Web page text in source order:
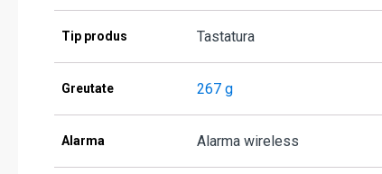
Tip produs Tastatura
Greutate 267 g
Alarma Alarma wireless